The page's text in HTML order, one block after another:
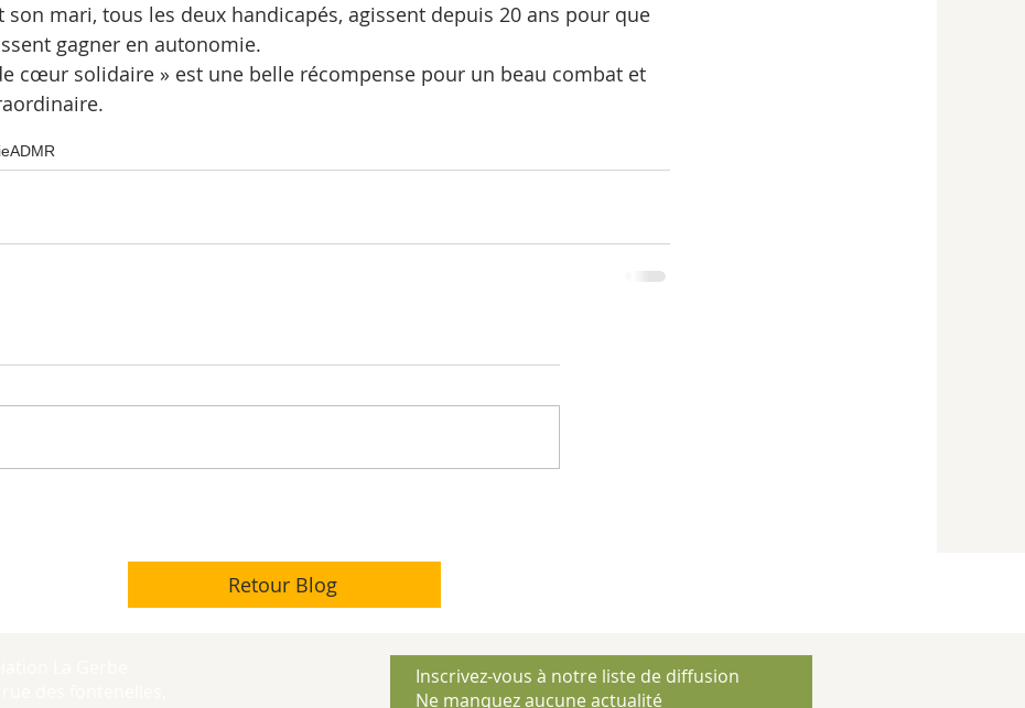
son mari, tous les deux handicapés, agissent depuis 20 ans pour que
gagner en autonomie.
cœur solidaire » est une belle récompense pour un beau combat et
ADMR
Retour Blog
Inscrivez-vous à notre liste de diffusion
Ne manquez aucune actualité